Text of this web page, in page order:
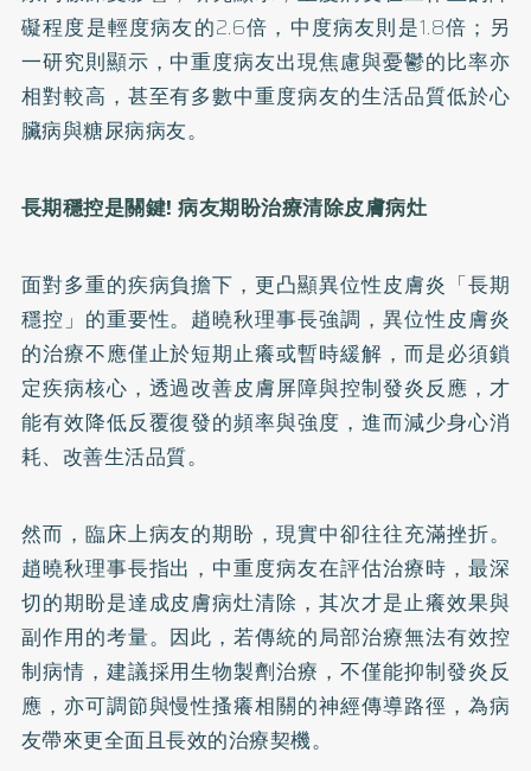
礙程度是輕度病友的2.6倍，中度病友則是1.8倍；另
一研究則顯示，中重度病友出現焦慮與憂鬱的比率亦
相對較高，甚至有多數中重度病友的生活品質低於心
臟病與糖尿病病友。
長期穩控是關鍵!病友期盼治療清除皮膚病灶
面對多重的疾病負擔下，更凸顯異位性皮膚炎「長期
穩控」的重要性。趙曉秋理事長強調，異位性皮膚炎
的治療不應僅止於短期止癢或暫時緩解，而是必須鎖
定疾病核心，透過改善皮膚屏障與控制發炎反應，才
能有效降低反覆復發的頻率與強度，進而減少身心消
耗、改善生活品質。
然而，臨床上病友的期盼，現實中卻往往充滿挫折。
趙曉秋理事長指出，中重度病友在評估治療時，最深
切的期盼是達成皮膚病灶清除，其次才是止癢效果與
副作用的考量。因此，若傳統的局部治療無法有效控
制病情，建議採用生物製劑治療，不僅能抑制發炎反
應，亦可調節與慢性搔癢相關的神經傳導路徑，為病
友帶來更全面且長效的治療契機。